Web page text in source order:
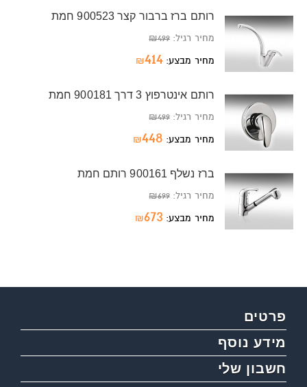
רותם ברז ברבור קצר 900523 חמת
מחיר רגיל: ₪499
מחיר מבצע: ₪414
רותם אינטרפוץ 3 דרך 900181 חמת
מחיר רגיל: ₪499
מחיר מבצע: ₪448
ברז נשלף 900161 רותם חמת
מחיר רגיל: ₪699
מחיר מבצע: ₪673
פרטים
מידע נוסף
חשבון שלי